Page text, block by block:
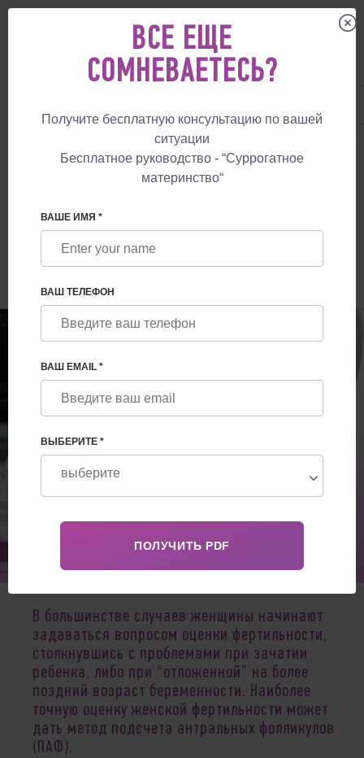
СУРРОГАТНОЕ МАТЕРИНСТВО БЛОГ
СКОЛЬКО ЯИЧНИКОВЫХ И
АНТРАЛЬНЫХ ФОЛЛИКУЛОВ ДОЛЖНО
БЫТЬ ДЛЯ ОПЛОДОТВОРЕНИЯ?
В большинстве случаев женщины начинают
задаваться вопросом оценки фертильности,
столкнувшись с проблемами при зачатии
ребенка, либо при “отложенной” на более
поздний возраст беременности. Наиболее
точную оценку женской фертильности может
дать метод подсчета антральных фолликулов
(ПАФ).
ВСЕ ЕЩЕ
СОМНЕВАЕТЕСЬ?
Получите бесплатную консультацию по вашей
ситуации
Бесплатное руководство - “Суррогатное
материнство“
ВАШЕ ИМЯ *
ВАШ ТЕЛЕФОН
ВАШ EMAIL *
ВЫБЕРИТЕ *